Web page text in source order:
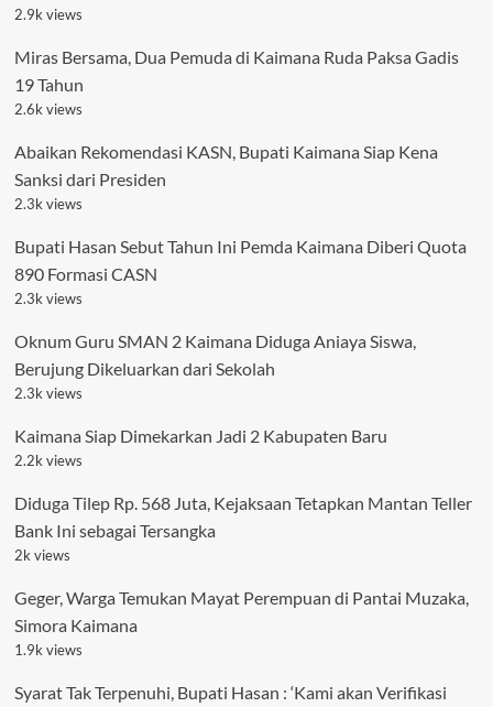
2.9k views
Miras Bersama, Dua Pemuda di Kaimana Ruda Paksa Gadis
19 Tahun
2.6k views
Abaikan Rekomendasi KASN, Bupati Kaimana Siap Kena
Sanksi dari Presiden
2.3k views
Bupati Hasan Sebut Tahun Ini Pemda Kaimana Diberi Quota
890 Formasi CASN
2.3k views
Oknum Guru SMAN 2 Kaimana Diduga Aniaya Siswa,
Berujung Dikeluarkan dari Sekolah
2.3k views
Kaimana Siap Dimekarkan Jadi 2 Kabupaten Baru
2.2k views
Diduga Tilep Rp. 568 Juta, Kejaksaan Tetapkan Mantan Teller
Bank Ini sebagai Tersangka
2k views
Geger, Warga Temukan Mayat Perempuan di Pantai Muzaka,
Simora Kaimana
1.9k views
Syarat Tak Terpenuhi, Bupati Hasan : ‘Kami akan Verifikasi